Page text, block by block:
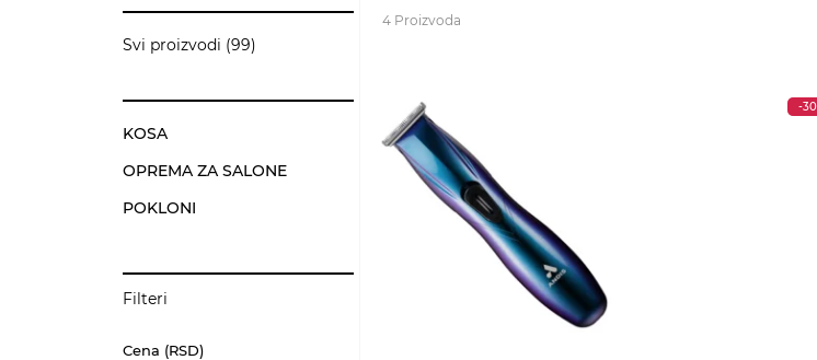
Svi proizvodi (99)
KOSA
OPREMA ZA SALONE
POKLONI
Filteri
Cena (RSD)
4 Proizvoda
-